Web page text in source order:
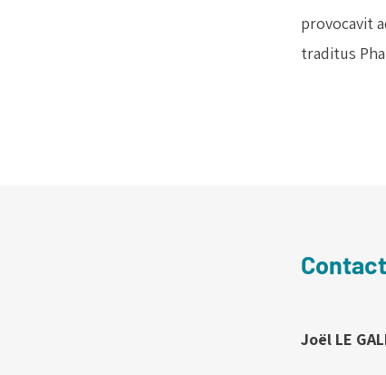
provocavit
traditus
Contact
Joël LE